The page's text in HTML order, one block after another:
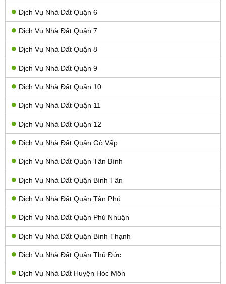
Dịch Vụ Nhà Đất Quận 6
Dịch Vụ Nhà Đất Quận 7
Dịch Vụ Nhà Đất Quận 8
Dịch Vụ Nhà Đất Quận 9
Dịch Vụ Nhà Đất Quận 10
Dịch Vụ Nhà Đất Quận 11
Dịch Vụ Nhà Đất Quận 12
Dịch Vụ Nhà Đất Quận Gò Vấp
Dịch Vụ Nhà Đất Quận Tân Bình
Dịch Vụ Nhà Đất Quận Bình Tân
Dịch Vụ Nhà Đất Quận Tân Phú
Dịch Vụ Nhà Đất Quận Phú Nhuận
Dịch Vụ Nhà Đất Quận Bình Thạnh
Dịch Vụ Nhà Đất Quận Thủ Đức
Dịch Vụ Nhà Đất Huyện Hóc Môn